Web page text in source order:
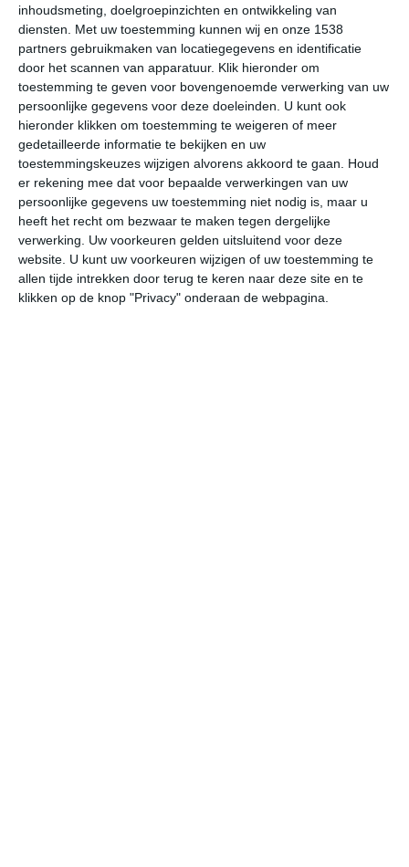
inhoudsmeting, doelgroepinzichten en ontwikkeling van
diensten. Met uw toestemming kunnen wij en onze 1538
partners gebruikmaken van locatiegegevens en identificatie
door het scannen van apparatuur. Klik hieronder om
toestemming te geven voor bovengenoemde verwerking van uw
persoonlijke gegevens voor deze doeleinden. U kunt ook
hieronder klikken om toestemming te weigeren of meer
gedetailleerde informatie te bekijken en uw
toestemmingskeuzes wijzigen alvorens akkoord te gaan. Houd
er rekening mee dat voor bepaalde verwerkingen van uw
persoonlijke gegevens uw toestemming niet nodig is, maar u
heeft het recht om bezwaar te maken tegen dergelijke
verwerking. Uw voorkeuren gelden uitsluitend voor deze
website. U kunt uw voorkeuren wijzigen of uw toestemming te
allen tijde intrekken door terug te keren naar deze site en te
klikken op de knop "Privacy" onderaan de webpagina.
vr
32° 23°
za
32° 24°
zo
34° 23°
ma
33° 23° 32°
31°C 28°C 26°C
17:00 20:00 23:00 02:00 05:00
17:00 20:00 23:00 02:00 05:00